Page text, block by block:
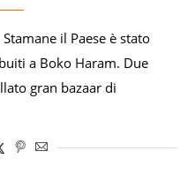
il Paese è stato
a Boko Haram. Due
gran bazaar di